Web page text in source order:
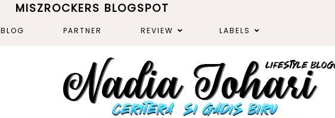
MISZROCKERS BLOGSPOT
BLOG PARTNER REVIEW LABELS